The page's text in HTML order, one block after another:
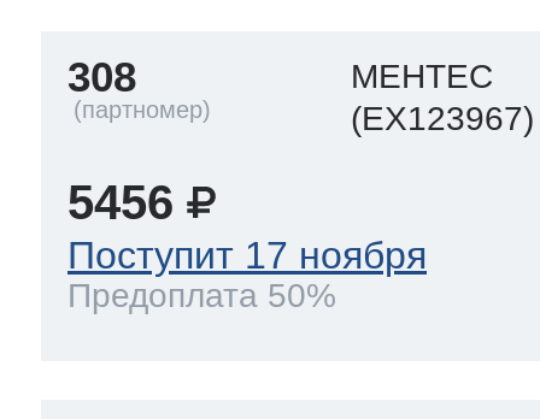
308
МЕНТЕС
(EX123967)
5456
Поступит 17 ноября
Предоплата 50%